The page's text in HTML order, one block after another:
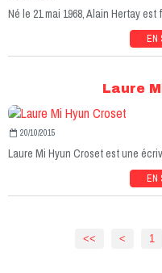
Né le 21 mai 1968, Alain Hertay
EN
Laure
20/10/2015
Laure Mi Hyun Croset est une
EN
<< < 1